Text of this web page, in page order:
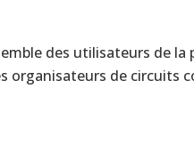
des utilisateurs de
organisateurs de circuits